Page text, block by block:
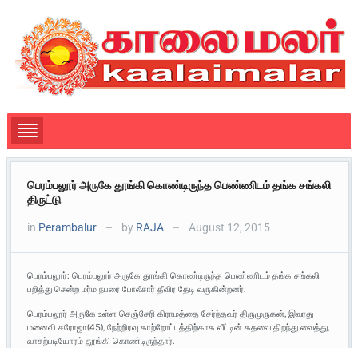
பெரம்பலூர் அருகே தூங்கி கொண்டிருந்த பெண்ணிடம் தங்க சங்கலி
திருட்டு
in Perambalur — by RAJA — August 12, 2015
பெரம்பலூர்: பெரம்பலூர் அருகே தூங்கி கொண்டிருந்த பெண்ணிடம் தங்க சங்கலி
பறித்து சென்ற மர்ம நபரை போலீசார் தீவிர தேடி வருகின்றனர்.
பெரம்பலூர் அருகே உள்ள செஞ்சேரி கிராமத்தை சேர்ந்தவர் திருமுருகன், இவரது
மனைவி சரோஜா(45), நேற்றிரவு காற்றோட்டத்திற்காக வீட்டின் கதவை திறந்து வைத்து,
வாசற்படியோரம் தூங்கி கொண்டிருந்தார்.